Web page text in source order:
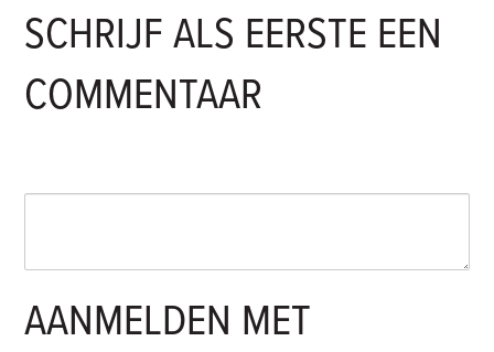
SCHRIJF ALS EERSTE EEN
COMMENTAAR
AANMELDEN MET